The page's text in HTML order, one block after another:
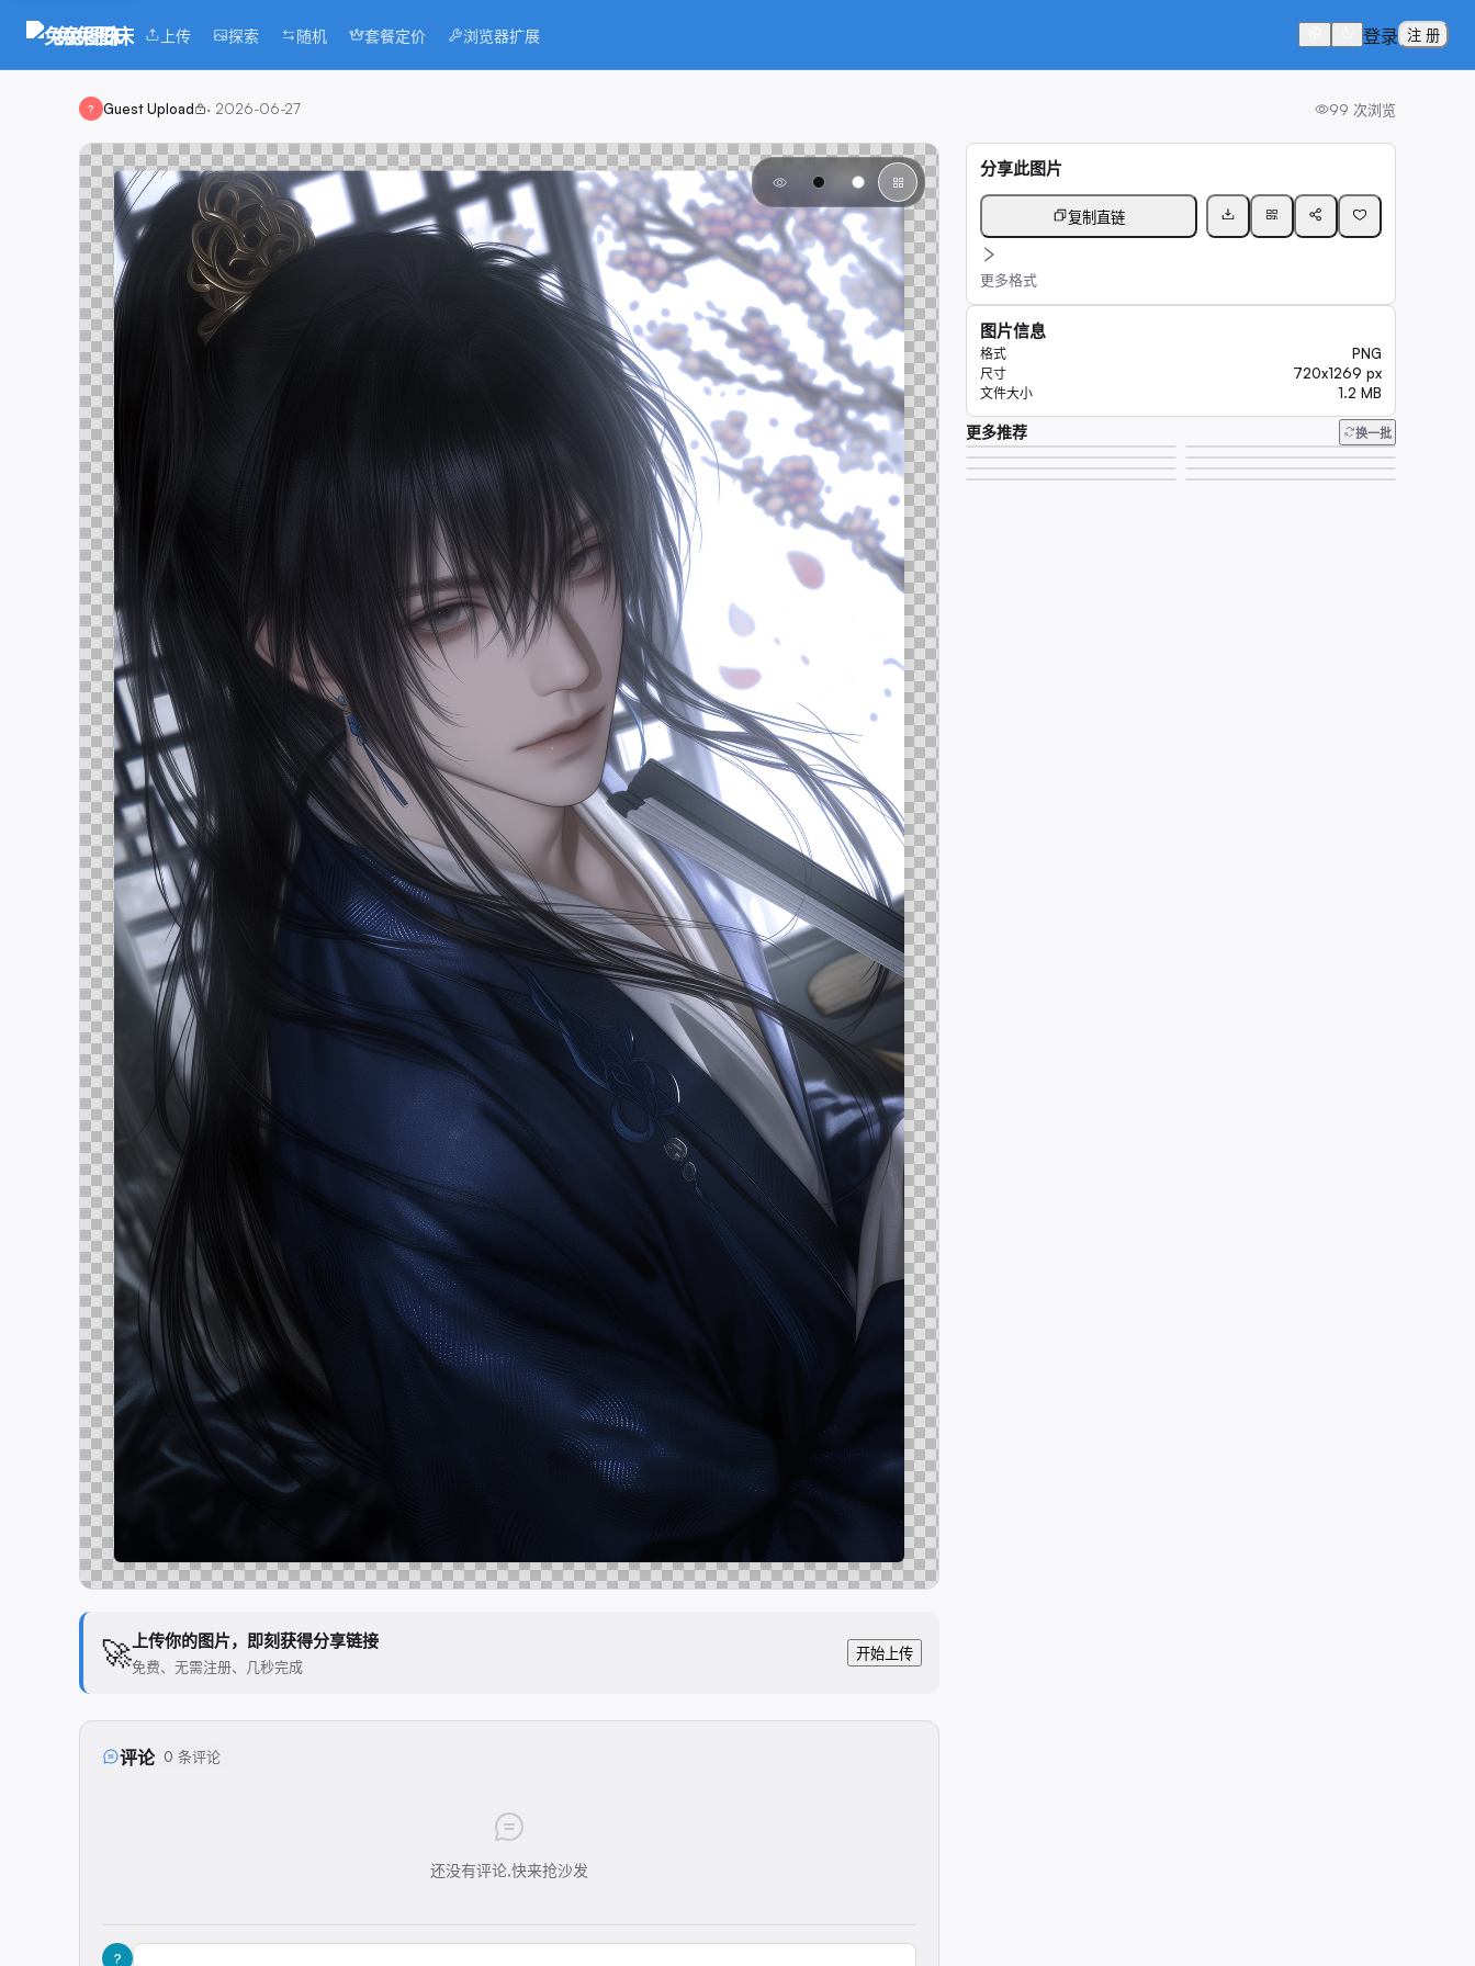
兔兔图床 上传 探索 随机 套餐定价 浏览器扩展 登录 注 册
? Guest Upload · 2026-06-27 99 次浏览
🚀上传你的图片，即刻获得分享链接
免费、无需注册、几秒完成
开始上传
评论 0 条评论
还没有评论,快来抢沙发
?
分享此图片
复制直链
更多格式
图片信息
格式 PNG
尺寸 720x1269 px
文件大小 1.2 MB
更多推荐 换一批